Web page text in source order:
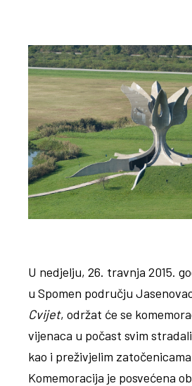
U nedjelju, 26. travnja 2015.
u Spomen području
Cvijet, održat će se
vijenaca u počast svim
kao i preživjelim
Komemoracija je posvećena